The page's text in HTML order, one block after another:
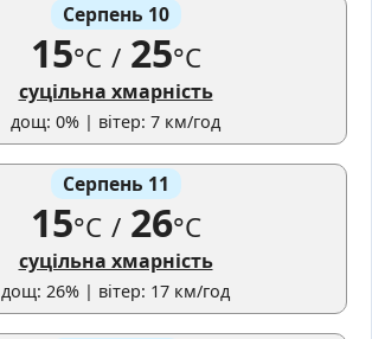
Серпень 10
15°C /25°C
суцільна хмарність
дощ: 0% | вітер: 7 км/год
Серпень 11
15°C /26°C
суцільна хмарність
дощ: 26% | вітер: 17 км/год